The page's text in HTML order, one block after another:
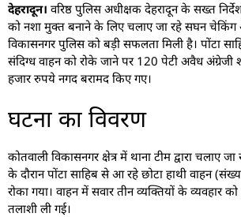
देहरादून। वरिष्ठ पुलिस अधीक्षक देहरादून के सख्त
को नशा मुक्त बनाने के लिए चलाए जा रहे सघन चेकिंग
विकासनगर पुलिस को बड़ी सफलता मिली है। पोंटा
संदिग्ध वाहन को रोके जाने पर 120 पेटी अवैध
हजार रुपये नगद बरामद किए गए।
घटना का विवरण
कोतवाली विकासनगर क्षेत्र में थाना टीम द्वारा चलाए
के दौरान पोंटा साहिब से आ रहे छोटा हाथी वाहन
रोका गया। वाहन में सवार तीन व्यक्तियों के व्यवहार
तलाशी ली गई।